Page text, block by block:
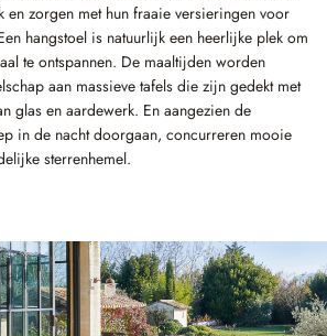
zorgen met hun fraaie versieringen voor
hangstoel is natuurlijk een heerlijke plek om
te ontspannen. De maaltijden worden
aan massieve tafels die zijn gedekt met
glas en aardewerk. En aangezien de
in de nacht doorgaan, concurreren mooie
sterrenhemel.